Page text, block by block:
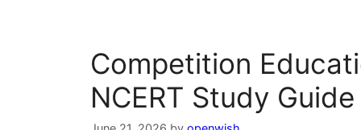
Competition
NCERT Study Guide